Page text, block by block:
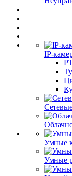
IP-
Умные
Умные